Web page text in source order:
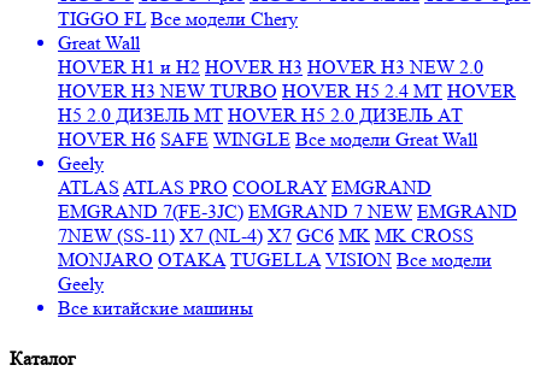
TIGGO FL Все модели Chery
Great Wall
HOVER H1 и H2 HOVER H3 HOVER H3 NEW 2.0
HOVER H3 NEW TURBO HOVER H5 2.4 МТ HOVER
H5 2.0 ДИЗЕЛЬ МТ HOVER H5 2.0 ДИЗЕЛЬ АТ
HOVER H6 SAFE WINGLE Все модели Great Wall
Geely
ATLAS ATLAS PRO COOLRAY EMGRAND
EMGRAND 7(FE-3JC) EMGRAND 7 NEW EMGRAND
7NEW (SS-11) X7 (NL-4) X7 GC6 MK MK CROSS
MONJARO OTAKA TUGELLA VISION Все модели
Geely
Все китайские машины
Каталог